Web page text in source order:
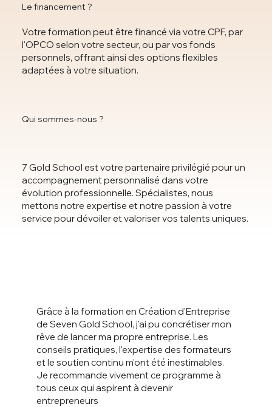
Qui sommes-nous ?
Le financement ?
Votre formation peut être financé via votre CPF, par
l'OPCO selon votre secteur, ou par vos fonds
personnels, offrant ainsi des options flexibles
adaptées à votre situation.
7 Gold School est votre partenaire privilégié pour un
accompagnement personnalisé dans votre
évolution professionnelle. Spécialistes, nous
mettons notre expertise et notre passion à votre
service pour dévoiler et valoriser vos talents uniques.
Grâce à la formation en Création d'Entreprise
de Seven Gold School, j'ai pu concrétiser mon
rêve de lancer ma propre entreprise. Les
conseils pratiques, l'expertise des formateurs
et le soutien continu m'ont été inestimables.
Je recommande vivement ce programme à
tous ceux qui aspirent à devenir
entrepreneurs